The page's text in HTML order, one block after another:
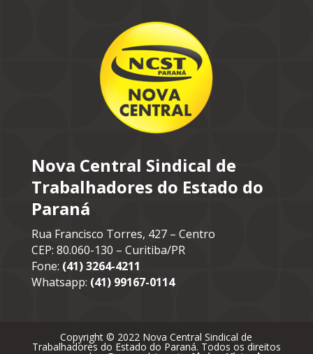
Nova Central Sindical de
Trabalhadores do Estado do
Paraná
Rua Francisco Torres, 427 – Centro
CEP: 80.060-130 – Curitiba/PR
Fone: (41) 3264-4211
Whatsapp: (41) 99167-0114
Copyright © 2022 Nova Central Sindical de
Trabalhadores do Estado do Paraná. Todos os direitos